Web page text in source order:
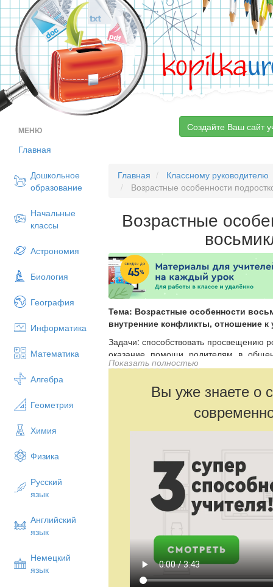
kopilka
МЕНЮ
Главная
Дошкольное
образование
Начальные
классы
Астрономия
Биология
География
Информатика
Математика
Алгебра
Геометрия
Химия
Физика
Русский
язык
Английский
язык
Немецкий
язык
Создайте Ваш сайт
Главная
Классному руководителю
Возрастные особенности
Возрастные
Тема: Возрастные особенности
внутренние конфликты, отношение
Задачи: способствовать просвещению
оказание помощи родителям в
задуматься об эмоционально-
Форма проведения: семинар-
Вступительное слово.
Растут дети, а вместе с их
но и проблемы.
Притча: Король узнаёт, что его
взмахивает руками, кричит на
имеет границ. Он кричит своим
Пока наши дети ещё рядом с нами,
проблемы возникают в период
ценностей и интересов.
«Ассоциации»
Показать полностью
Вы уже знаете о